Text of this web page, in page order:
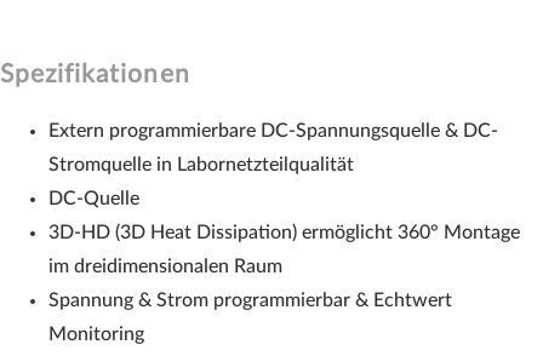
Spezifikationen
Extern programmierbare DC-Spannungsquelle & DC-
Stromquelle in Labornetzteilqualität
DC-Quelle
3D-HD (3D Heat Dissipation) ermöglicht 360° Montage
im dreidimensionalen Raum
Spannung & Strom programmierbar & Echtwert
Monitoring